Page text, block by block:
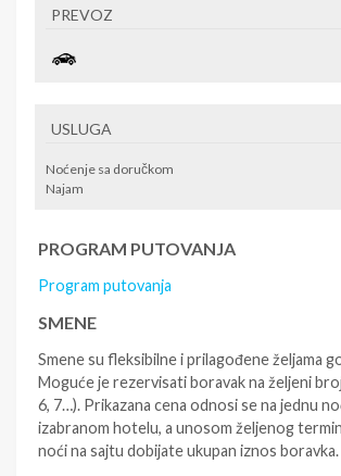
PREVOZ
USLUGA
Noćenje sa doručkom
Najam
PROGRAM PUTOVANJA
Program putovanja
SMENE
Smene su fleksibilne i prilagođene željama
Moguće je rezervisati boravak na željeni
6, 7…). Prikazana cena odnosi se na jednu
izabranom hotelu, a unosom željenog
noći na sajtu dobijate ukupan iznos boravka.